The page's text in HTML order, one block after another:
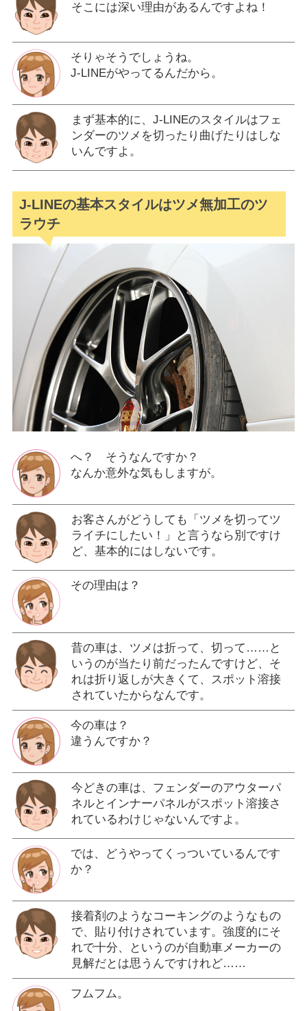
そこには深い理由があるんですよね！
そりゃそうでしょうね。
J-LINEがやってるんだから。
まず基本的に、J-LINEのスタイルはフェ
ンダーのツメを切ったり曲げたりはしな
いんですよ。
J-LINEの基本スタイルはツメ無加工のツ
ラウチ
へ？ そうなんですか？
なんか意外な気もしますが。
お客さんがどうしても「ツメを切ってツ
ライチにしたい！」と言うなら別ですけ
ど、基本的にはしないです。
その理由は？
昔の車は、ツメは折って、切って……と
いうのが当たり前だったんですけど、そ
れは折り返しが大きくて、スポット溶接
されていたからなんです。
今の車は？
違うんですか？
今どきの車は、フェンダーのアウターパ
ネルとインナーパネルがスポット溶接さ
れているわけじゃないんですよ。
では、どうやってくっついているんです
か？
接着剤のようなコーキングのようなもの
で、貼り付けされています。強度的にそ
れで十分、というのが自動車メーカーの
見解だとは思うんですけれど……
フムフム。